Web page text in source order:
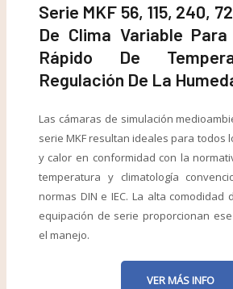
Serie MKF 56, 115, 240,
De Clima Variable Para
Rápido De
Regulación De La
Las cámaras de simulación
serie MKF resultan ideales para todos
y calor en conformidad con la
temperatura y climatología
normas DIN e IEC. La alta comodidad
equipación de serie proporcionan
el manejo.
VER MÁS INFO